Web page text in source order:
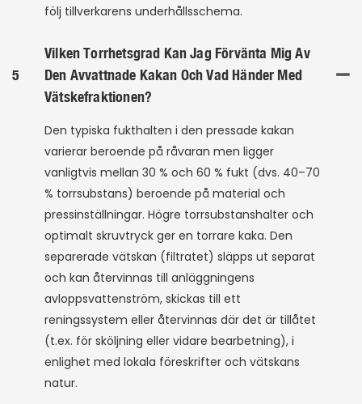
följ tillverkarens underhållsschema.
5
Vilken Torrhetsgrad Kan Jag Förvänta Mig Av
Den Avvattnade Kakan Och Vad Händer Med
Vätskefraktionen?
Den typiska fukthalten i den pressade kakan
varierar beroende på råvaran men ligger
vanligtvis mellan 30 % och 60 % fukt (dvs. 40–70
% torrsubstans) beroende på material och
pressinställningar. Högre torrsubstanshalter och
optimalt skruvtryck ger en torrare kaka. Den
separerade vätskan (filtratet) släpps ut separat
och kan återvinnas till anläggningens
avloppsvattenström, skickas till ett
reningssystem eller återvinnas där det är tillåtet
(t.ex. för sköljning eller vidare bearbetning), i
enlighet med lokala föreskrifter och vätskans
natur.